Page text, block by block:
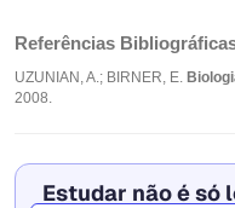
Referências
UZUNIAN, A.; BIRNER, E.
2008.
Estudar não é só